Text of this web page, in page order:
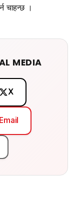
चाहन्छ ।
MEDIA
X
Email